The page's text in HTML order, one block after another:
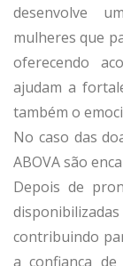
desenvolve
mulheres que
oferecendo
ajudam a
também o
No caso das
ABOVA são
Depois de
contribuindo
a confiança